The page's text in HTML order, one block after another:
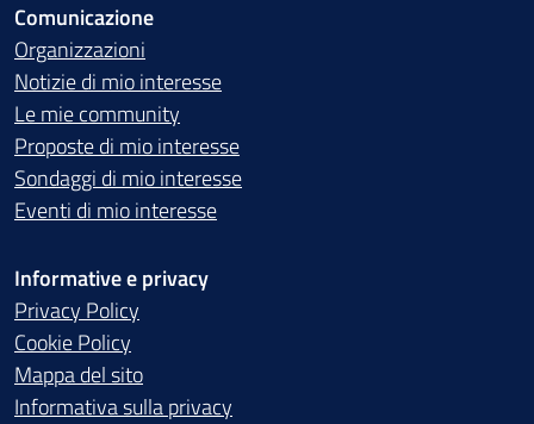
Comunicazione
Organizzazioni
Notizie di mio interesse
Le mie community
Proposte di mio interesse
Sondaggi di mio interesse
Eventi di mio interesse
Informative e privacy
Privacy Policy
Cookie Policy
Mappa del sito
Informativa sulla privacy